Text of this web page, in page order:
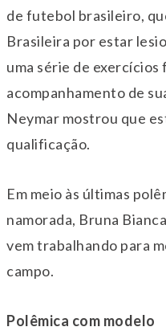
de futebol brasileiro,
Brasileira por estar
uma série de exercícios
acompanhamento de
Neymar mostrou que
qualificação.
Em meio às últimas
namorada, Bruna
vem trabalhando para
campo.
Polêmica com modelo